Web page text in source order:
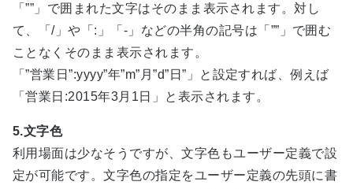
「””」で囲まれた文字はそのまま表示されます。対し
て、「/」や「:」「-」などの半角の記号は「””」で囲む
ことなくそのまま表示されます。
「”営業日”:yyyy”年”m”月”d”日”」と設定すれば、例えば
「営業日:2015年3月1日」と表示されます。
5.文字色
利用場面は少なそうですが、文字色もユーザー定義で設
定が可能です。文字色の指定をユーザー定義の先頭に書